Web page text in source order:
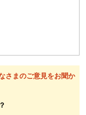
さまのご意見をお聞か